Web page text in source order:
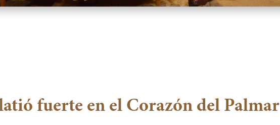
fuerte en el Corazón del Palmar